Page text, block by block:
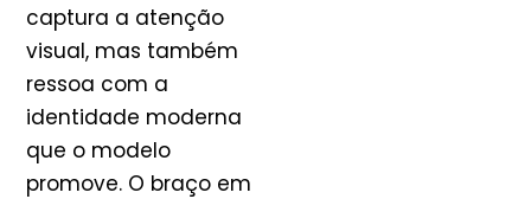
captura a atenção
visual, mas também
ressoa com a
identidade moderna
que o modelo
promove. O braço em